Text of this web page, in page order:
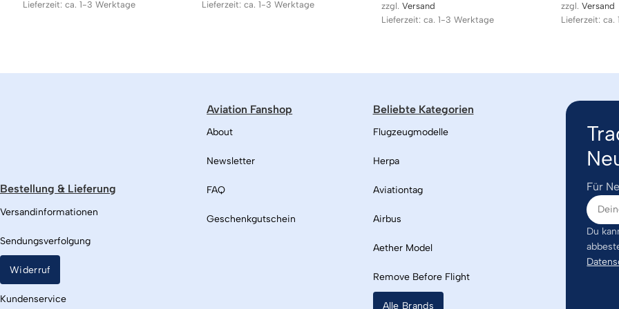
Lieferzeit: ca. 1-3 Werktage
Lieferzeit: ca. 1-3 Werktage
zzgl.Versand
Lieferzeit: ca. 1-3 Werktage
zzgl. Versand
Lieferzeit: ca.
Bestellung & Lieferung
Versandinformationen
Sendungsverfolgung
Widerruf
Kundenservice
Aviation Fanshop
About
Newsletter
FAQ
Geschenkgutschein
Beliebte Kategorien
Flugzeugmodelle
Herpa
Aviationtag
Airbus
Aether Model
Remove Before Flight
Alle Brands
Für
Du